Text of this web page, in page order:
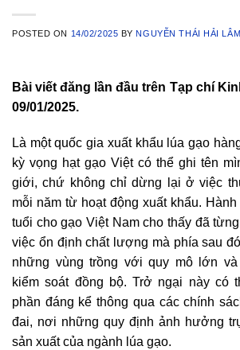
POSTED ON 14/02/2025 BYNGUYỄN THÁI HẢI LÂM
Bài viết đăng lần đầu trên Tạp chí
09/01/2025.
Là một quốc gia xuất khẩu lúa gạo
kỳ vọng hạt gạo Việt có thể ghi tên
giới, chứ không chỉ dừng lại ở việc
mỗi năm từ hoạt động xuất khẩu.
tuổi cho gạo Việt Nam cho thấy đã
việc ổn định chất lượng mà phía sau
những vùng trồng với quy mô lớn
kiểm soát đồng bộ. Trở ngại này có
phần đáng kể thông qua các chính
đai, nơi những quy định ảnh hưởng
sản xuất của ngành lúa gạo.